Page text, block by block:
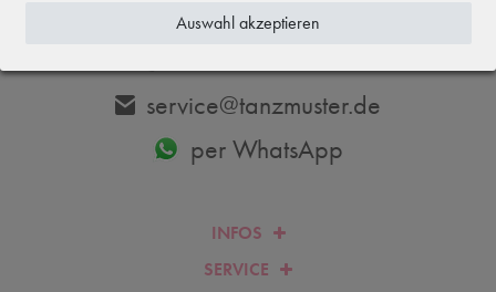
INFOS
SERVICE
DU HAST FRAGEN? WIR HELFEN DIR GERNE WEITER.
service@tanzmuster.de
per WhatsApp
Auswahl akzeptieren